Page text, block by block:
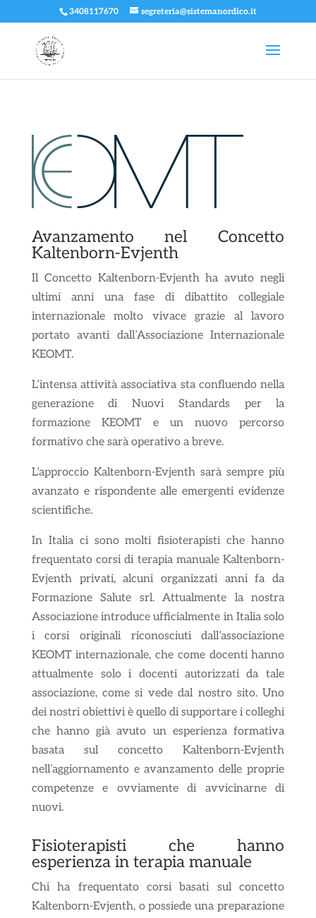
3408117670 segreteria@sistemanordico.it
Avanzamento nel Concetto
Kaltenborn-Evjenth
Il Concetto Kaltenborn-Evjenth ha avuto negli
ultimi anni una fase di dibattito collegiale
internazionale molto vivace grazie al lavoro
portato avanti dall’Associazione Internazionale
KEOMT.
L’intensa attività associativa sta confluendo nella
generazione di Nuovi Standards per la
formazione KEOMT e un nuovo percorso
formativo che sarà operativo a breve.
L’approccio Kaltenborn-Evjenth sarà sempre più
avanzato e rispondente alle emergenti evidenze
scientifiche.
In Italia ci sono molti fisioterapisti che hanno
frequentato corsi di terapia manuale Kaltenborn-
Evjenth privati, alcuni organizzati anni fa da
Formazione Salute srl. Attualmente la nostra
Associazione introduce ufficialmente in Italia solo
i corsi originali riconosciuti dall’associazione
KEOMT internazionale, che come docenti hanno
attualmente solo i docenti autorizzati da tale
associazione, come si vede dal nostro sito. Uno
dei nostri obiettivi è quello di supportare i colleghi
che hanno già avuto un esperienza formativa
basata sul concetto Kaltenborn-Evjenth
nell’aggiornamento e avanzamento delle proprie
competenze e ovviamente di avvicinarne di
nuovi.
Fisioterapisti che hanno
esperienza in terapia manuale
Chi ha frequentato corsi basati sul concetto
Kaltenborn-Evjenth, o possiede una preparazione